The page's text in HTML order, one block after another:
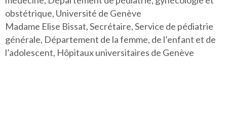
obstétrique, Université de Genève
Madame Elise Bissat, Secrétaire, Service de pédiatrie
générale, Département de la femme, de l’enfant et de
l’adolescent, Hôpitaux universitaires de Genève